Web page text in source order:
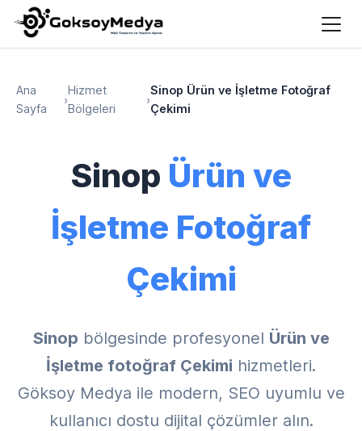
Ana
Sayfa
›
Hizmet
Bölgeleri
›
Sinop Ürün ve İşletme Fotoğraf
Çekimi
Sinop Ürün ve
İşletme Fotoğraf
Çekimi
Sinop bölgesinde profesyonel Ürün ve
İşletme fotoğraf Çekimi hizmetleri.
Göksoy Medya ile modern, SEO uyumlu ve
kullanıcı dostu dijital çözümler alın.